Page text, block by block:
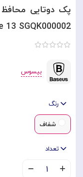
SGQK000002
بیسوس
رنگ
شفاف
تعداد
۱